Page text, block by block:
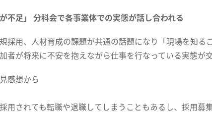
不足」 分科会で各事業体での実態が話し合われる
採用、人材育成の課題が共通の話題になり「現場を知る
者が将来に不安を抱えながら仕事を行なっている実態が
感想から
用されても転職や退職してしまうこともあるし、採用募